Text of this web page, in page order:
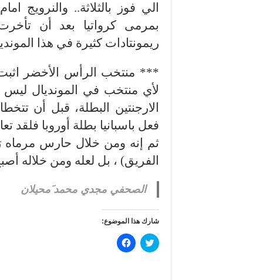
الي فوز بالثلاثة.. والنرويج
بمرمى كرواتيا بعد أن
ريمونتادات كثيرة في هذا
*** منتخب الرأس الأخضر اثبت
لأي منتخب في المونديال
الارجنتين البطلة، قبل أن
فعل باسبانيا بطلة أوروبا فلقد
ثم إنه ومن خلال حارس
الفريق) ، بل لعله ومن خلاله
الصحفي مجدي محمد َمحيلان
شارك هذا الموضوع:
ا
ض
ا
ن